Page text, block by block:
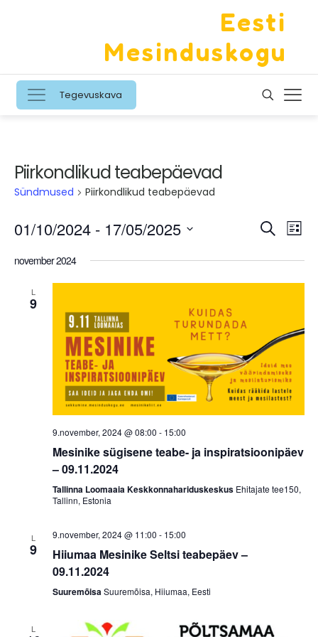
Eesti
Mesinduskogu
Tegevuskava
Piirkondlikud teabepäevad
Sündmused Piirkondlikud teabepäevad
ja
Otsing
01/10/2024 - 17/05/2025
kuupäev.
november 2024
L
9
9.november, 2024 @ 08:00 - 15:00
Mesinike sügisene teabe- ja inspiratsioonipäev
– 09.11.2024
Tallinna Loomaaia Keskkonnahariduskeskus Ehitajate tee150,
Tallinn, Estonia
L
9
9.november, 2024 @ 11:00 - 15:00
Hiiumaa Mesinike Seltsi teabepäev –
09.11.2024
SuuremõisaSuuremõisa, Hiiumaa, Eesti
L